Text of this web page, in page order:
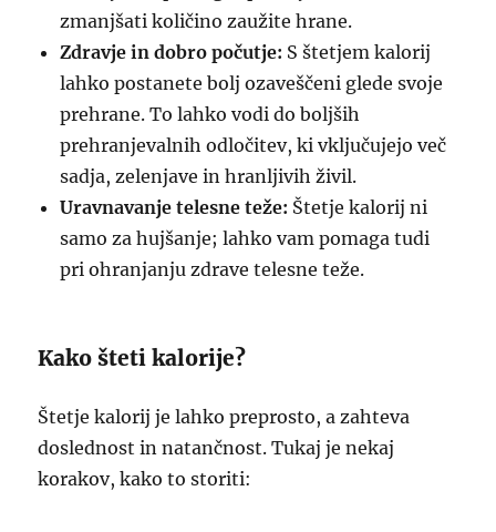
zmanjšati količino zaužite hrane.
Zdravje in dobro počutje: S štetjem kalorij
lahko postanete bolj ozaveščeni glede svoje
prehrane. To lahko vodi do boljših
prehranjevalnih odločitev, ki vključujejo več
sadja, zelenjave in hranljivih živil.
Uravnavanje telesne teže: Štetje kalorij ni
samo za hujšanje; lahko vam pomaga tudi
pri ohranjanju zdrave telesne teže.
Kako šteti kalorije?
Štetje kalorij je lahko preprosto, a zahteva
doslednost in natančnost. Tukaj je nekaj
korakov, kako to storiti: